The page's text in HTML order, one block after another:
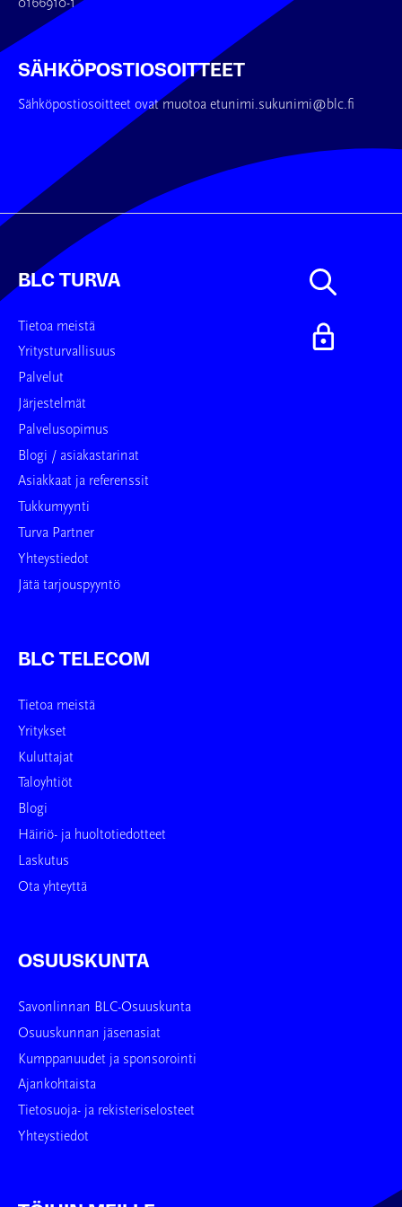
0166910-1
SÄHKÖPOSTIOSOITTEET
Sähköpostiosoitteet ovat muotoa etunimi.sukunimi@blc.fi
BLC TURVA
Tietoa meistä
Yritysturvallisuus
Palvelut
Järjestelmät
Palvelusopimus
Blogi / asiakastarinat
Asiakkaat ja referenssit
Tukkumyynti
Turva Partner
Yhteystiedot
Jätä tarjouspyyntö
BLC TELECOM
Tietoa meistä
Yritykset
Kuluttajat
Taloyhtiöt
Blogi
Häiriö- ja huoltotiedotteet
Laskutus
Ota yhteyttä
OSUUSKUNTA
Savonlinnan BLC-Osuuskunta
Osuuskunnan jäsenasiat
Kumppanuudet ja sponsorointi
Ajankohtaista
Tietosuoja- ja rekisteriselosteet
Yhteystiedot